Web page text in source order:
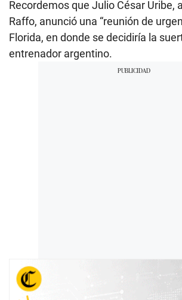
Recordemos que Julio César Uribe,
Raffo, anunció una “reunión de
Florida, en donde se decidiría la
entrenador argentino.